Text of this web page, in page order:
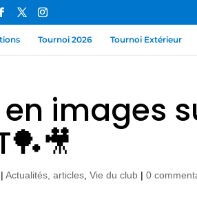
Tournoi 2026 Tournoi Extérieur
images
|Actualités, articles ,Vie du club |0